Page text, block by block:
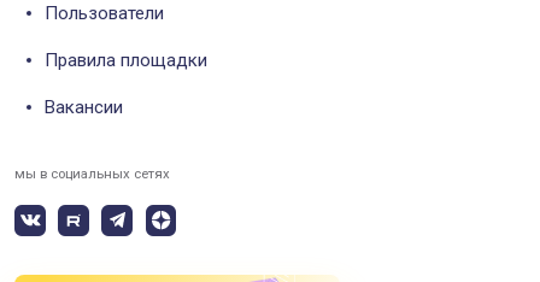
Пользователи
Правила площадки
Вакансии
мы в социальных сетях